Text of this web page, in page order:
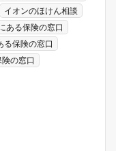
イオンのほけん相談
ある保険の窓口
る保険の窓口
の窓口